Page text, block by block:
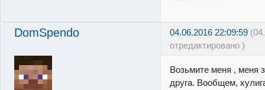
DomSpendo 04.06.2016 22:09:59
отредактировано )
Возьмите меня , меня
друга. Вообщем,